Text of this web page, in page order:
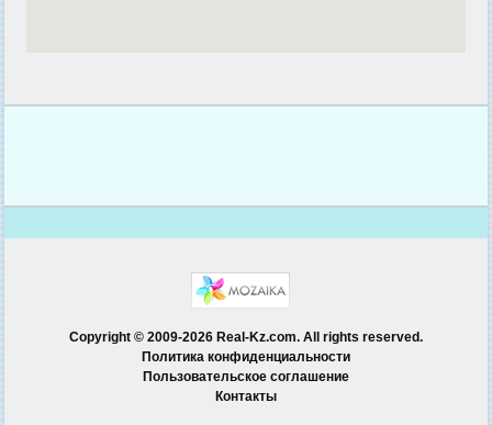
Copyright © 2009-2026 Real-Kz.com. All rights reserved.
Политика конфиденциальности
Пользовательское соглашение
Контакты